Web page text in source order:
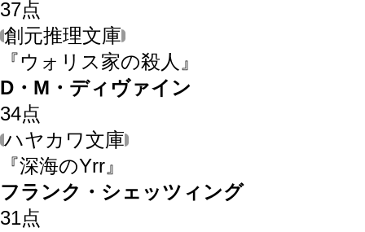
37点
創元推理文庫
『ウォリス家の殺人』
D・M・ディヴァイン
34点
ハヤカワ文庫
『深海のYrr』
フランク・シェッツィング
31点